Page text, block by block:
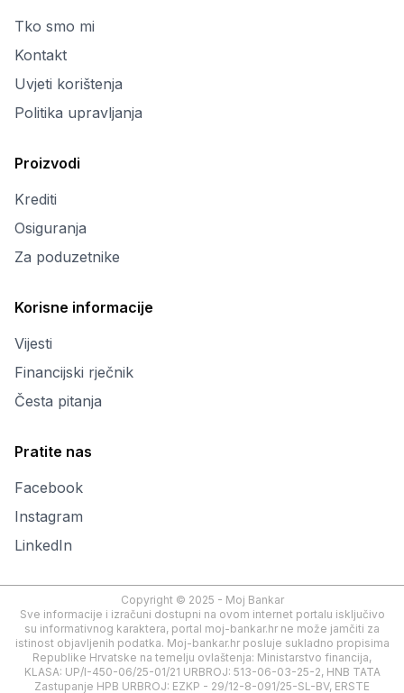
Tko smo mi
Kontakt
Uvjeti korištenja
Politika upravljanja
Proizvodi
Krediti
Osiguranja
Za poduzetnike
Korisne informacije
Vijesti
Financijski rječnik
Česta pitanja
Pratite nas
Facebook
Instagram
LinkedIn
Copyright © 2025 - Moj Bankar
Sve informacije i izračuni dostupni na ovom internet portalu isključivo
su informativnog karaktera, portal moj-bankar.hr ne može jamčiti za
istinost objavljenih podatka. Moj-bankar.hr posluje sukladno propisima
Republike Hrvatske na temelju ovlaštenja: Ministarstvo financija,
KLASA: UP/I-450-06/25-01/21 URBROJ: 513-06-03-25-2, HNB TATA
Zastupanje HPB URBROJ: EZKP - 29/12-8-091/25-SL-BV, ERSTE